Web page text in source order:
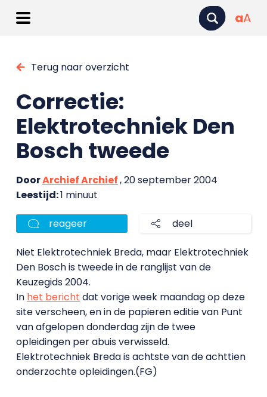
aA
Terug naar overzicht
Correctie:
Elektrotechniek Den
Bosch tweede
DoorArchief Archief, 20 september 2004
Leestijd:1 minuut
reageer deel
Niet Elektrotechniek Breda, maar Elektrotechniek
Den Bosch is tweede in de ranglijst van de
Keuzegids 2004.
In het bericht dat vorige week maandag op deze
site verscheen, en in de papieren editie van Punt
van afgelopen donderdag zijn de twee
opleidingen per abuis verwisseld.
Elektrotechniek Breda is achtste van de achttien
onderzochte opleidingen.(FG)